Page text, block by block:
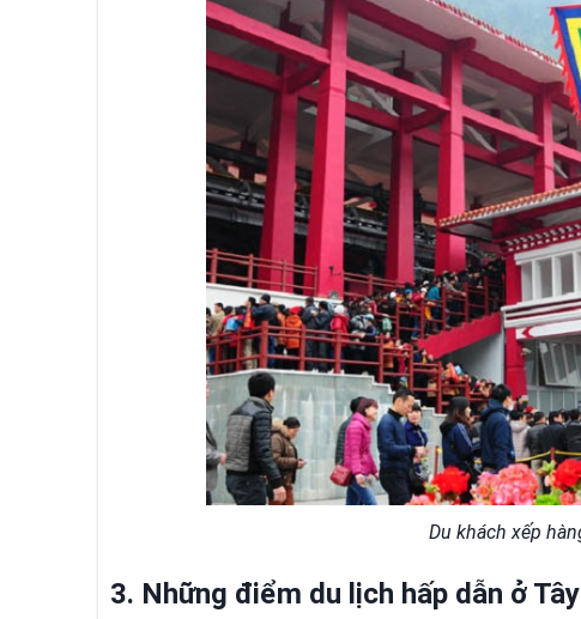
Du khách xếp
3. Những điểm du lịch hấp dẫn ở